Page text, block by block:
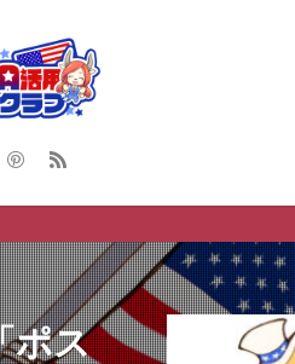
ポス